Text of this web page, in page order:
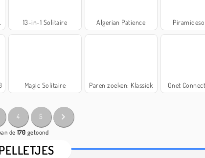
13-in-1 Solitaire Algerian Patience
Magic Solitaire Paren zoeken: Klassiek Onet
4 5
de 170 getoond